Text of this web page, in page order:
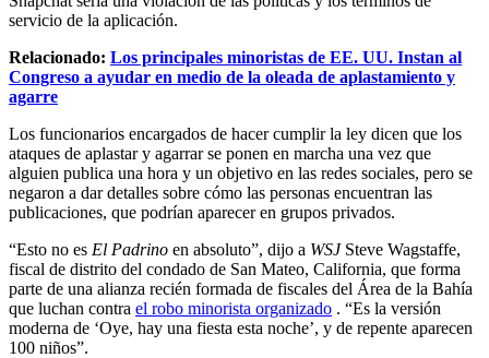
servicio de la aplicación.
Relacionado: Los principales minoristas de EE. UU. Instan al
Congreso a ayudar en medio de la oleada de aplastamiento y
agarre
Los funcionarios encargados de hacer cumplir la ley dicen que los
ataques de aplastar y agarrar se ponen en marcha una vez que
alguien publica una hora y un objetivo en las redes sociales, pero se
negaron a dar detalles sobre cómo las personas encuentran las
publicaciones, que podrían aparecer en grupos privados.
“Esto no es El Padrino en absoluto”, dijo a WSJSteve Wagstaffe,
fiscal de distrito del condado de San Mateo, California, que forma
parte de una alianza recién formada de fiscales del Área de la Bahía
que luchan contra el robo minorista organizado . “Es la versión
moderna de ‘Oye, hay una fiesta esta noche’, y de repente aparecen
100 niños”.